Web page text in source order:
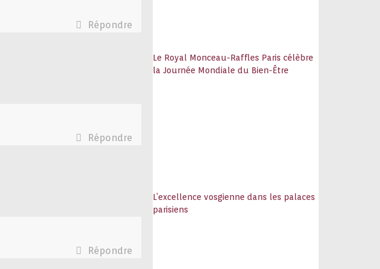
Répondre
Répondre
Répondre
Le Royal Monceau-Raffles Paris célèbre
la Journée Mondiale du Bien-Être
L’excellence vosgienne dans les palaces
parisiens